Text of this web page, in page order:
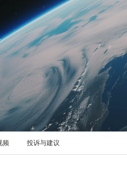
户外广告/交通
频 投诉与建议